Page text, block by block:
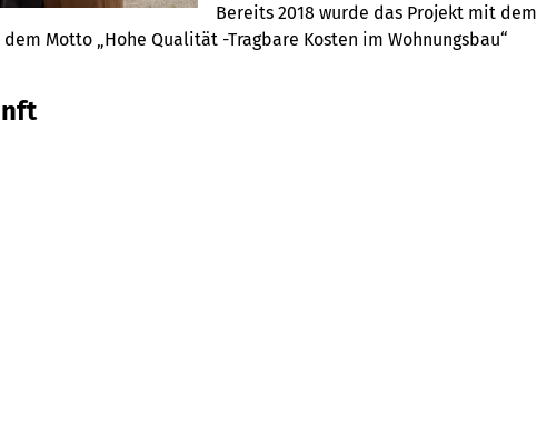
Bereits 2018 wurde das Projekt mit dem
Motto „Hohe Qualität -Tragbare Kosten im Wohnungsbau“